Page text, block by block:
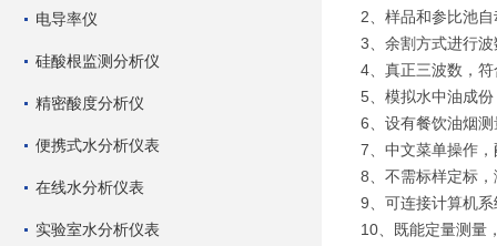
电导率仪
硅酸根监测分析仪
精密酸度分析仪
便携式水分析仪表
在线水分析仪表
实验室水分析仪表
2、样品和参比池
3、余割方式进行
4、真正三波数，
5、模拟水中油成
6、设有餐饮油烟
7、中文菜单操作
8、不需标样定标
9、可连接计算机
10、既能定量测量